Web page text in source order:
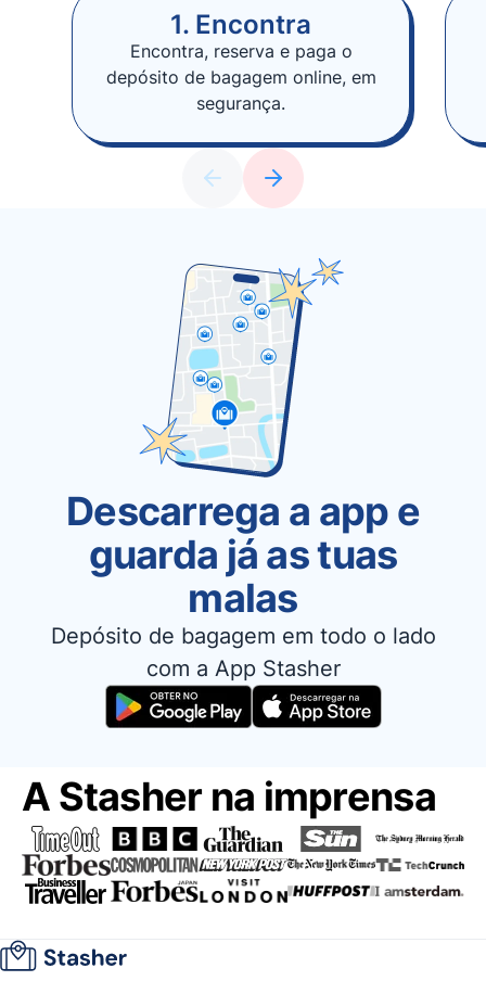
1. Encontra
Encontra, reserva e paga o
depósito de bagagem online, em
segurança.
Descarrega a app e
guarda já as tuas
malas
Depósito de bagagem em todo o lado
com a App Stasher
A Stasher na imprensa